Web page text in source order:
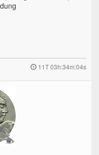
11T 03h:34m:03s